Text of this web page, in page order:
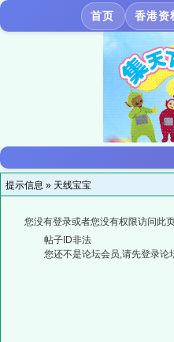
首页 香港资
提示信息 » 天线宝宝
您没有登录或者您没有权限访问此
帖子ID非法
您还不是论坛会员,请先登录论